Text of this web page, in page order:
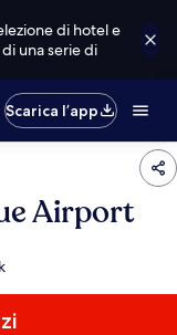
di hotel e
una serie di
Scarica l’app
Airport